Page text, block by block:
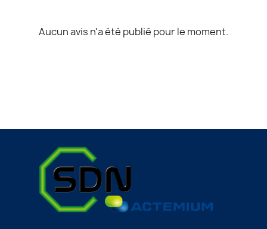
Aucun avis n'a été publié pour le moment.